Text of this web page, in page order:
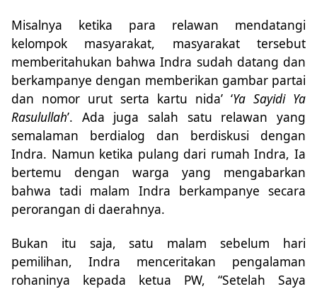
Misalnya ketika para relawan mendatangi
kelompok masyarakat, masyarakat tersebut
memberitahukan bahwa Indra sudah datang dan
berkampanye dengan memberikan gambar partai
dan nomor urut serta kartu nida’ ‘Ya Sayidi Ya
Rasulullah’. Ada juga salah satu relawan yang
semalaman berdialog dan berdiskusi dengan
Indra. Namun ketika pulang dari rumah Indra, Ia
bertemu dengan warga yang mengabarkan
bahwa tadi malam Indra berkampanye secara
perorangan di daerahnya.
Bukan itu saja, satu malam sebelum hari
pemilihan, Indra menceritakan pengalaman
rohaninya kepada ketua PW, “Setelah Saya